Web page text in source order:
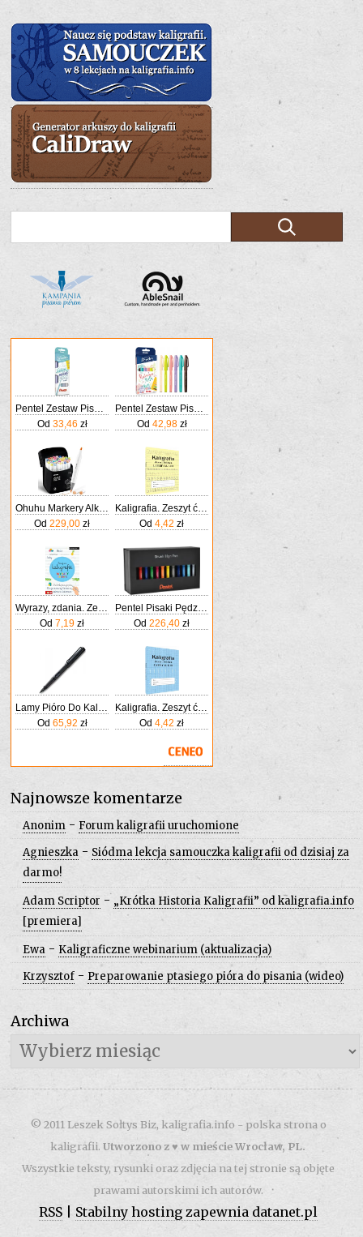
Pentel Zestaw Pisaków Do Kaligrafii 4 Kolory
Od 33,46 zł
Pentel Zestaw Pisaków Do Kaligrafii Ses15C Kolorowa Rafa
Od 42,98zł
Ohuhu Markery Alkoholowe 48 Kolorów Podwójna Końcówka Pędzel & Dłuto Dla Dorosłych Do Komiksów Szkicowania Kaligrafii Rysowania I Ilustrowania
Od229,00 zł
Kaligrafia. Zeszyt ćwiczeń. Litery klasa 1-3
Od4,42 zł
Wyrazy, zdania. Zeszyt do kaligrafii
Od7,19 zł
Pentel Pisaki Pędzelkowe Do Kaligrafii Brush Pen 36szt.
Od226,40 zł
Lamy Pióro Do Kaligrafii Safari 017M Czarny Matowy
Od 65,92 zł
Kaligrafia. Zeszyt ćwiczeń. Litery klasa 1-3
Od4,42 zł
Najnowsze komentarze
Anonim - Forum kaligrafii uruchomione
Agnieszka - Siódma lekcja samouczka kaligrafii od dzisiaj za
darmo!
Adam Scriptor - „Krótka Historia Kaligrafii” od kaligrafia.info
[premiera]
Ewa - Kaligraficzne webinarium (aktualizacja)
Krzysztof - Preparowanie ptasiego pióra do pisania (wideo)
Archiwa
Archiwa
© 2011 Leszek Sołtys Biz, kaligrafia.info - polska strona o
kaligrafii.Utworzono z ♥ w mieście Wrocław, PL.
Wszystkie teksty, rysunki oraz zdjęcia na tej stronie są objęte
prawami autorskimi ich autorów.
RSS| Stabilny hosting zapewnia datanet.pl